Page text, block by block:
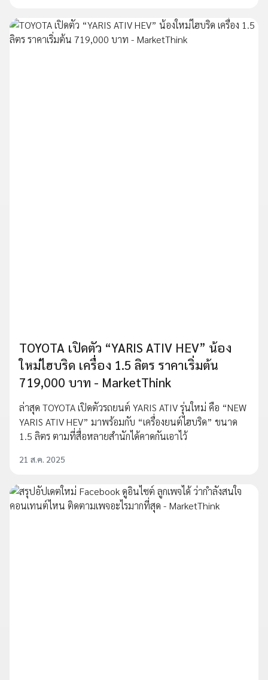
TOYOTA เปิดตัว “YARIS ATIV HEV” น้อง
ใหม่ไฮบริด เครื่อง 1.5 ลิตร ราคาเริ่มต้น
719,000 บาท - MarketThink
ล่าสุด TOYOTA เปิดตัวรถยนต์ YARIS ATIV รุ่นใหม่ คือ “NEW
YARIS ATIV HEV” มาพร้อมกับ “เครื่องยนต์ไฮบริด” ขนาด
1.5 ลิตร ตามที่สื่อหลายสำนักได้คาดกันเอาไว้
21 ส.ค. 2025